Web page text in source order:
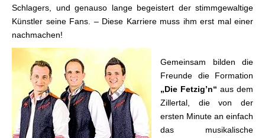
Schlagers, und genauso lange begeistert der stimmgewaltige
Künstler seine Fans. – Diese Karriere muss ihm erst mal einer
nachmachen!
Gemeinsam bilden die
Freunde die Formation
„Die Fetzig’n“ aus dem
Zillertal, die von der
ersten Minute an einfach
das musikalische